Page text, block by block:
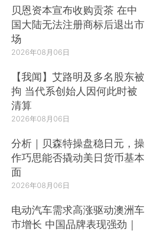
贝恩资本宣布收购贡茶 在中
国大陆无法注册商标后退出市
场
2026年08月06日
【我闻】艾路明及多名股东被
拘 当代系创始人因何此时被
清算
2026年08月06日
分析｜贝森特操盘稳日元，操
作巧思能否撬动美日货币基本
面
2026年08月06日
电动汽车需求高涨驱动澳洲车
市增长 中国品牌表现强劲｜